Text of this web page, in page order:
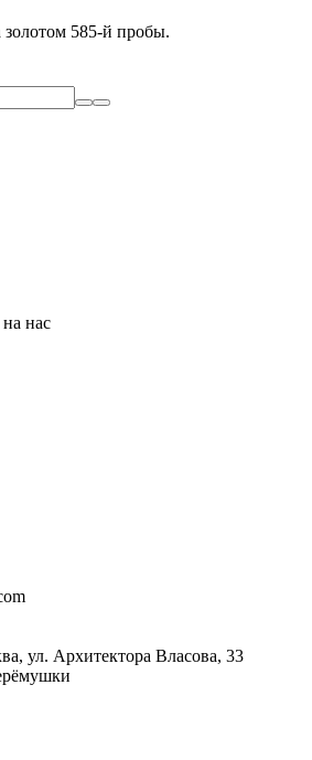
585-й пробы.
нас
ул. Архитектора Власова, 33